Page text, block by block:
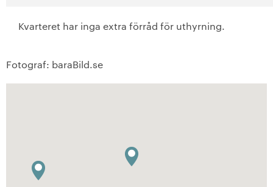
Kvarteret har inga extra förråd för uthyrning.
Fotograf: baraBild.se